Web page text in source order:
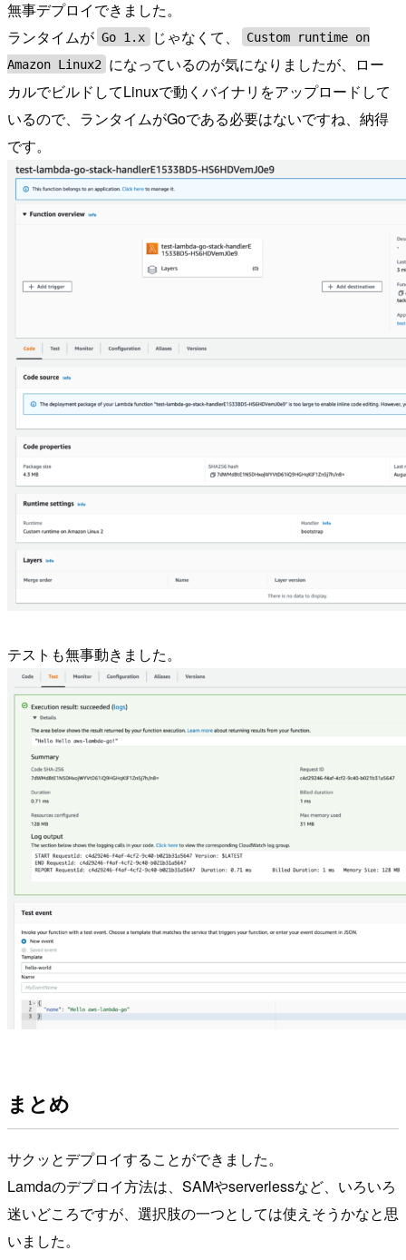
無事デプロイできました。
ランタイムが Go 1.x じゃなくて、
Custom runtime on
Amazon Linux2
になっているのが気になりましたが、ロー
カルでビルドしてLinuxで動くバイナリをアップロードして
いるので、ランタイムがGoである必要はないですね、納得
です。
テストも無事動きました。
まとめ
サクッとデプロイすることができました。
Lamdaのデプロイ方法は、SAMやserverlessなど、いろいろ
迷いどころですが、選択肢の一つとしては使えそうかなと思
いました。